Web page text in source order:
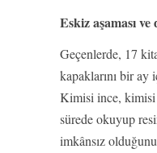
Eskiz aşaması ve
Geçenlerde, 17
kapaklarını bir
Kimisi ince,
sürede okuyup
imkânsız